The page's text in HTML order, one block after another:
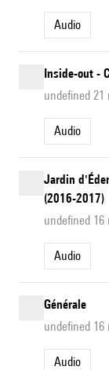
Audio
Inside-out -
undefined 21
Audio
Jardin
(2016-2017)
undefined 16
Audio
Générale
undefined 16
Audio